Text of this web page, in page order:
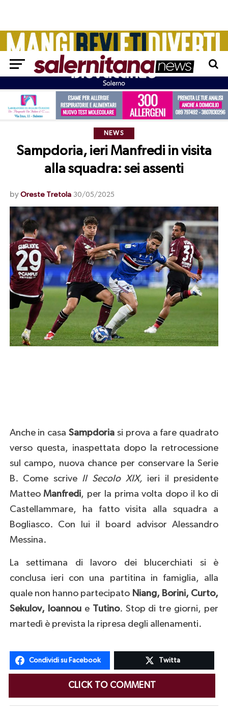
NEWS
Sampdoria, ieri Manfredi in visita
alla squadra: sei assenti
by Oreste Tretola 30/05/2025
Anche in casaSampdoria si prova a fare quadrato
verso questa, inaspettata dopo la retrocessione
sul campo, nuova chance per conservare la Serie
B. Come scrive Il Secolo XIX, ieri il presidente
MatteoManfredi, per la prima volta dopo il ko di
Castellammare, ha fatto visita alla squadra a
Bogliasco. Con lui il board advisor Alessandro
Messina.
La settimana di lavoro dei blucerchiati si è
conclusa ieri con una partitina in famiglia, alla
quale non hanno partecipato Niang, Borini, Curto,
Sekulov, Ioannoue Tutino. Stop di tre giorni, per
martedì è prevista la ripresa degli allenamenti.
Condividi su Facebook Twitta
CLICK TO COMMENT